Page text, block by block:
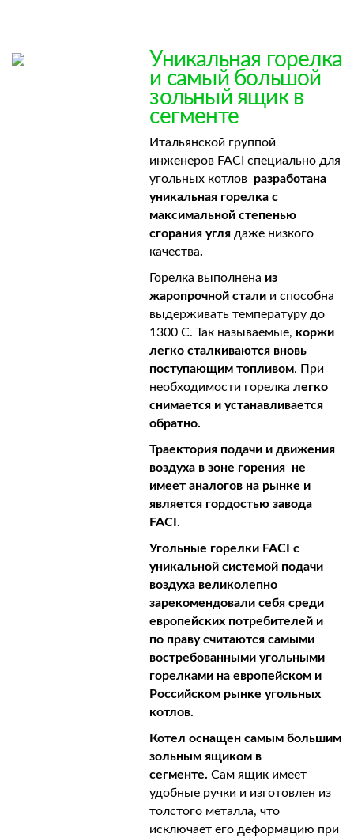
Уникальная горелка
и самый большой
зольный ящик в
сегменте
Итальянской группой
инженеров FACI специально для
угольных котлов разработана
уникальная горелка с
максимальной степенью
сгорания угля даже низкого
качества.
Горелка выполнена из
жаропрочной стали и способна
выдерживать температуру до
1300 С. Так называемые, коржи
легко сталкиваются вновь
поступающим топливом. При
необходимости горелкалегко
снимается и устанавливается
обратно.
Траектория подачи и движения
воздуха в зоне горения не
имеет аналогов на рынке и
является гордостью завода
FACI.
Угольные горелки FACI c
уникальной системой подачи
воздуха великолепно
зарекомендовали себя среди
европейских потребителей и
по праву считаются самыми
востребованными угольными
горелками на европейском и
Российском рынке угольных
котлов.
Котел оснащен самым большим
зольным ящиком в
сегменте. Сам ящик имеет
удобные ручки и изготовлен из
толстого металла, что
исключает его деформацию при